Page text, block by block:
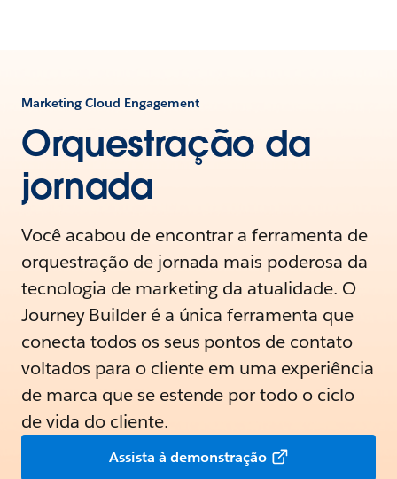
Marketing Cloud Engagement
Orquestração da
jornada
Você acabou de encontrar a ferramenta de
orquestração de jornada mais poderosa da
tecnologia de marketing da atualidade. O
Journey Builder é a única ferramenta que
conecta todos os seus pontos de contato
voltados para o cliente em uma experiência
de marca que se estende por todo o ciclo
de vida do cliente.
Assista à demonstração